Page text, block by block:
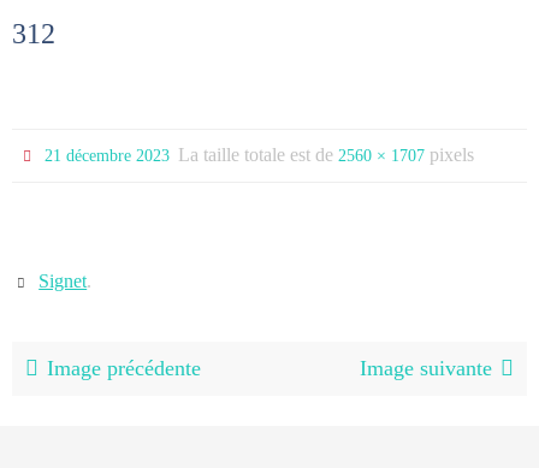
312
21 décembre 2023 La taille totale est de 2560 × 1707 pixels
Signet.
Image précédente Image suivante